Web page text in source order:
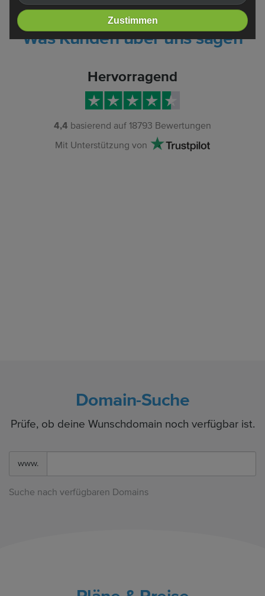
Was Kunden über uns sagen
Hervorragend
4,4 basierend auf 18793 Bewertungen
Mit Unterstützung von
Domain-Suche
Prüfe, ob deine Wunschdomain noch verfügbar ist.
www.
Suche nach verfügbaren Domains
Zustimmen